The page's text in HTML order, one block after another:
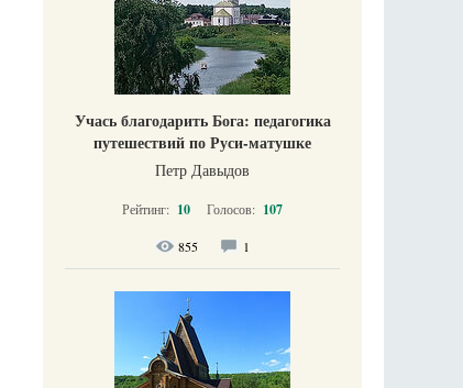
Учась благодарить Бога: педагогика
путешествий по Руси-матушке
Петр Давыдов
Рейтинг: 10 Голосов: 107
855 1